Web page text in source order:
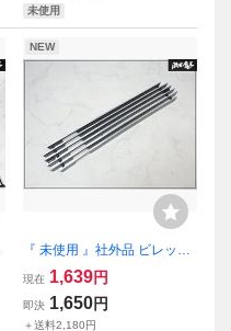
未使用
NEW
『 未使用 』社外品 ビレット
グリル フロントグリル ラジ
エターグリル 全長約44cm 高
さ約7.3cm 車種不明 即納
現在 1,639円
即決 1,650円
＋送料2,180円